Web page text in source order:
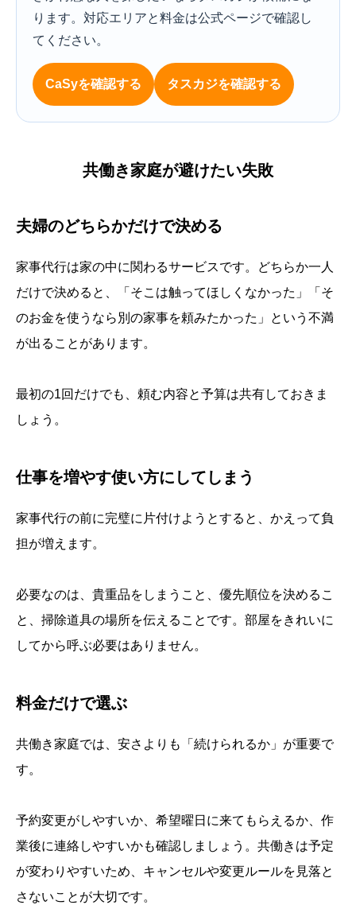
ります。対応エリアと料金は公式ページで確認し
てください。
CaSyを確認する タスカジを確認する
共働き家庭が避けたい失敗
夫婦のどちらかだけで決める
家事代行は家の中に関わるサービスです。どちらか一人
だけで決めると、「そこは触ってほしくなかった」「そ
のお金を使うなら別の家事を頼みたかった」という不満
が出ることがあります。
最初の1回だけでも、頼む内容と予算は共有しておきま
しょう。
仕事を増やす使い方にしてしまう
家事代行の前に完璧に片付けようとすると、かえって負
担が増えます。
必要なのは、貴重品をしまうこと、優先順位を決めるこ
と、掃除道具の場所を伝えることです。部屋をきれいに
してから呼ぶ必要はありません。
料金だけで選ぶ
共働き家庭では、安さよりも「続けられるか」が重要で
す。
予約変更がしやすいか、希望曜日に来てもらえるか、作
業後に連絡しやすいかも確認しましょう。共働きは予定
が変わりやすいため、キャンセルや変更ルールを見落と
さないことが大切です。